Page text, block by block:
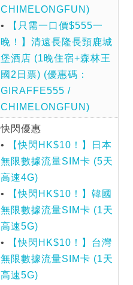
CHIMELONGFUN)
•
【只需一口價$555一
晚！】清遠長隆長頸鹿城
堡酒店 (1晚住宿+森林王
國2日票) (優惠碼：
GIRAFFE555 /
CHIMELONGFUN)
快閃優惠
•
【快閃HK$10！】日本
無限數據流量SIM卡 (5天
高速4G)
•
【快閃HK$10！】韓國
無限數據流量SIM卡 (1天
高速5G)
•
【快閃HK$10！】台灣
無限數據流量SIM卡 (1天
高速5G)